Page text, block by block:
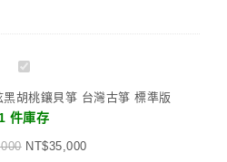
台
製
21
弦
黑胡桃鑲貝箏 台灣古箏 標準版
1 件庫存
NT$35,000